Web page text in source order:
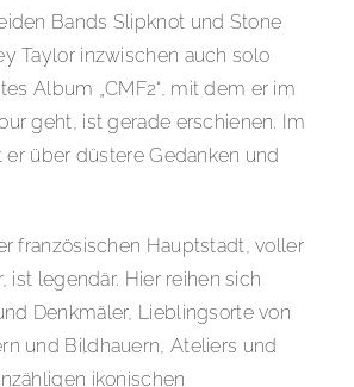
Bands Slipknot und Stone
Taylor inzwischen auch solo
Album „CMF2“, mit dem er im
geht, ist gerade erschienen. Im
er über düstere Gedanken und
französischen Hauptstadt, voller
ist legendär. Hier reihen sich
Denkmäler, Lieblingsorte von
und Bildhauern, Ateliers und
ikonischen